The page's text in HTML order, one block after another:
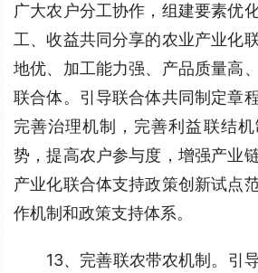
广大农户分工协作，组建要素优
工、收益共同分享的农业产业化
地优、加工能力强、产品质量高
联合体。引导联合体共同制定章
完善治理机制，完善利益联结
势，提高农户参与度，增强产业
产业化联合体支持政策创新试点
作机制和政策支持体系。
13、完善联农带农机制。引